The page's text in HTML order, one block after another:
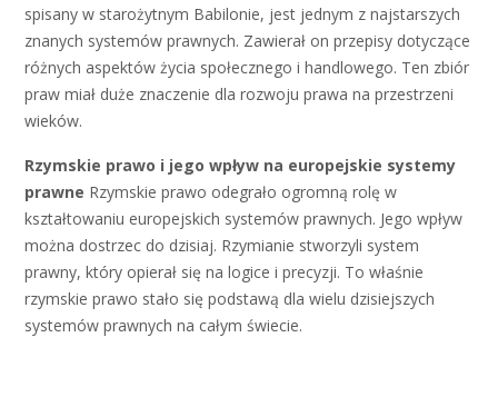
spisany w starożytnym Babilonie, jest jednym z najstarszych
znanych systemów prawnych. Zawierał on przepisy dotyczące
różnych aspektów życia społecznego i handlowego. Ten zbiór
praw miał duże znaczenie dla rozwoju prawa na przestrzeni
wieków.
Rzymskie prawo i jego wpływ na europejskie systemy
prawne Rzymskie prawo odegrało ogromną rolę w
kształtowaniu europejskich systemów prawnych. Jego wpływ
można dostrzec do dzisiaj. Rzymianie stworzyli system
prawny, który opierał się na logice i precyzji. To właśnie
rzymskie prawo stało się podstawą dla wielu dzisiejszych
systemów prawnych na całym świecie.